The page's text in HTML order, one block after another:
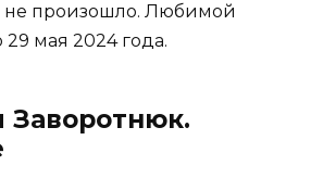
не произошло. Любимой
29 мая 2024 года.
Заворотнюк.